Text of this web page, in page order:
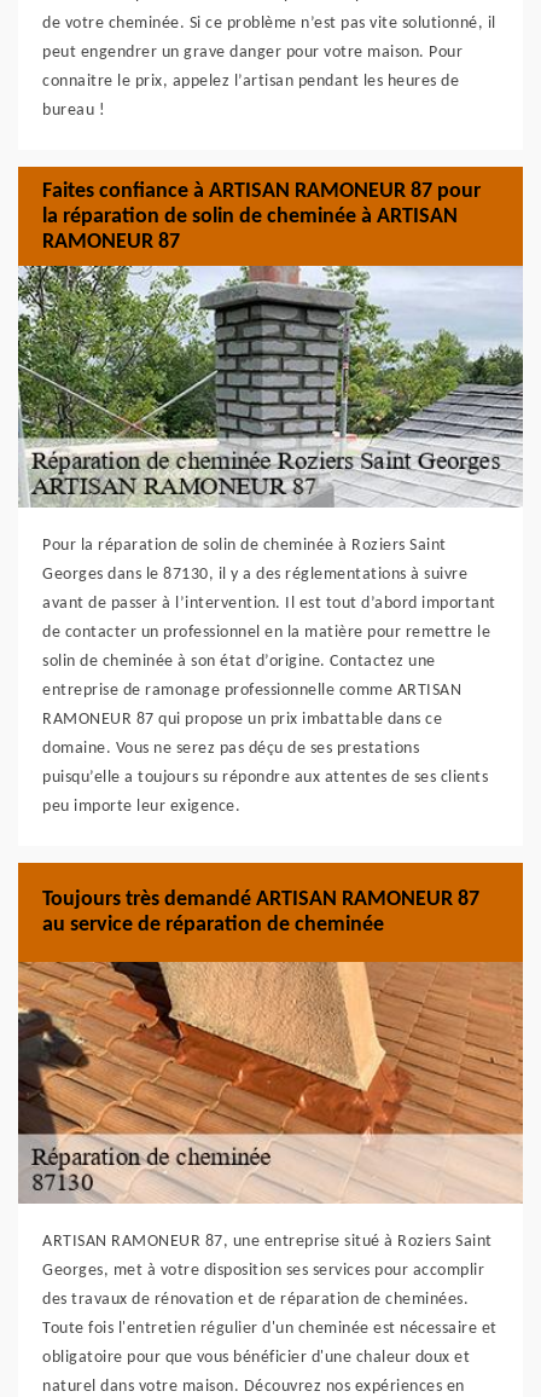
de votre cheminée. Si ce problème n’est pas vite solutionné, il
peut engendrer un grave danger pour votre maison. Pour
connaitre le prix, appelez l’artisan pendant les heures de
bureau !
Faites confiance à ARTISAN RAMONEUR 87 pour
la réparation de solin de cheminée à ARTISAN
RAMONEUR 87
Pour la réparation de solin de cheminée à Roziers Saint
Georges dans le 87130, il y a des réglementations à suivre
avant de passer à l’intervention. Il est tout d’abord important
de contacter un professionnel en la matière pour remettre le
solin de cheminée à son état d’origine. Contactez une
entreprise de ramonage professionnelle comme ARTISAN
RAMONEUR 87 qui propose un prix imbattable dans ce
domaine. Vous ne serez pas déçu de ses prestations
puisqu’elle a toujours su répondre aux attentes de ses clients
peu importe leur exigence.
Toujours très demandé ARTISAN RAMONEUR 87
au service de réparation de cheminée
ARTISAN RAMONEUR 87, une entreprise situé à Roziers Saint
Georges, met à votre disposition ses services pour accomplir
des travaux de rénovation et de réparation de cheminées.
Toute fois l'entretien régulier d'un cheminée est nécessaire et
obligatoire pour que vous bénéficier d'une chaleur doux et
naturel dans votre maison. Découvrez nos expériences en